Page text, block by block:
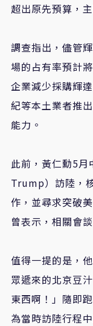
超出原先預算，
調查指出，儘管
場的占有率預計
企業減少採購輝
紀等本土業者推
能力。
此前，黃仁勳5
Trump）訪陸，
作，並尋求突破
曾表示，相關會
值得一提的是，
眾遞來的北京豆
東西啊！」隨即
為當時訪陸行程